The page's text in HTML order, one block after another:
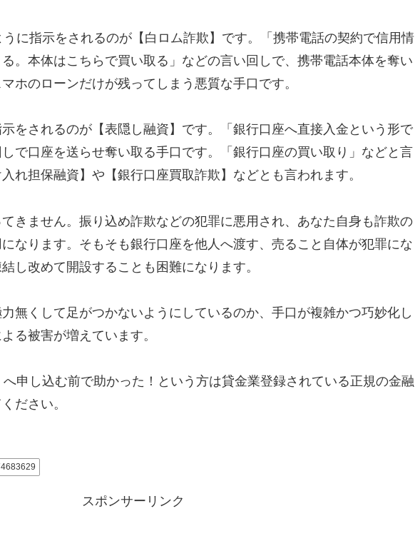
に指示をされるのが【白ロム詐欺】です。「携帯電話の契約で信用情
。本体はこちらで買い取る」などの言い回しで、携帯電話本体を奪い
ホのローンだけが残ってしまう悪質な手口です。
をされるのが【表隠し融資】です。「銀行口座へ直接入金という形で
で口座を送らせ奪い取る手口です。「銀行口座の買い取り」などと言
れ担保融資】や【銀行口座買取詐欺】などとも言われます。
きません。振り込め詐欺などの犯罪に悪用され、あなた自身も詐欺の
なります。そもそも銀行口座を他人へ渡す、売ること自体が犯罪にな
し改めて開設することも困難になります。
無くして足がつかないようにしているのか、手口が複雑かつ巧妙化し
る被害が増えています。
申し込む前で助かった！という方は貸金業登録されている正規の金融
ださい。
スポンサーリンク